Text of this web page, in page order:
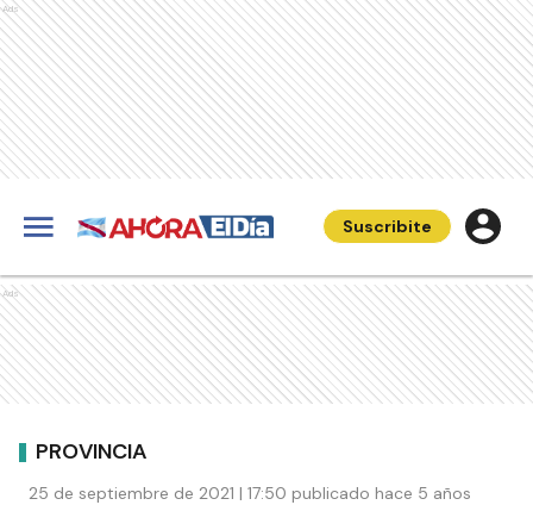
Ads
Suscribite
Ads
PROVINCIA
25 de septiembre de 2021 | 17:50 publicado hace 5 años